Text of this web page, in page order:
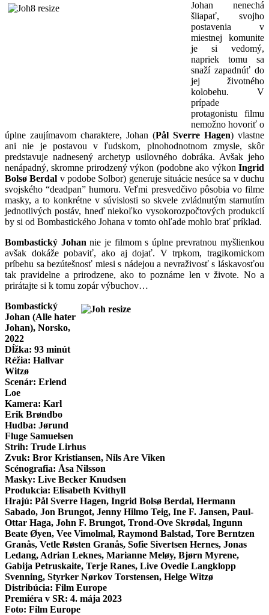
Johan nenechá
šliapať, svojho
postavenia v
miestnej komunite
je si vedomý,
napriek tomu sa
snaží zapadnúť do
jej životného
kolobehu. V
prípade
protagonistu filmu
nemožno hovoriť o
úplne zaujímavom charaktere, Johan (Pål Sverre Hagen) vlastne
ani nie je postavou v ľudskom, plnohodnotnom zmysle, skôr
predstavuje nadnesený archetyp usilovného dobráka. Avšak jeho
nenápadný, skromne prirodzený výkon (podobne ako výkon Ingrid
Bolsø Berdal v podobe Solbor) generuje situácie nesúce sa v duchu
svojského “deadpan” humoru. Veľmi presvedčivo pôsobia vo filme
masky, a to konkrétne v súvislosti so skvele zvládnutým starnutím
jednotlivých postáv, hneď niekoľko vysokorozpočtových produkcií
by si od Bombastického Johana v tomto ohľade mohlo brať príklad.
Bombastický Johan nie je filmom s úplne prevratnou myšlienkou
avšak dokáže pobaviť, ako aj dojať. V trpkom, tragikomickom
príbehu sa bezútešnosť miesi s nádejou a nevraživosť s láskavosťou
tak pravidelne a prirodzene, ako to poznáme len v živote. No a
prirátajte si k tomu zopár výbuchov…
Bombastický
Johan (Alle hater
Johan), Norsko,
2022
Dĺžka: 93 minút
Réžia: Hallvar
Witzø
Scenár: Erlend
Loe
Kamera: Karl
Erik Brøndbo
Hudba: Jørund
Fluge Samuelsen
Strih: Trude Lirhus
Zvuk: Bror Kristiansen, Nils Are Viken
Scénografia: Åsa Nilsson
Masky: Live Becker Knudsen
Produkcia: Elisabeth Kvithyll
Hrajú: Pål Sverre Hagen, Ingrid Bolsø Berdal, Hermann
Sabado, Jon Brungot, Jenny Hilmo Teig, Ine F. Jansen, Paul-
Ottar Haga, John F. Brungot, Trond-Ove Skrødal, Ingunn
Beate Øyen, Vee Vimolmal, Raymond Balstad, Tore Berntzen
Granås, Vetle Røsten Granås, Sofie Sivertsen Hernes, Jonas
Ledang, Adrian Leknes, Marianne Meløy, Bjørn Myrene,
Gabija Petruskaite, Terje Ranes, Live Ovedie Langklopp
Svenning, Styrker Nørkov Torstensen, Helge Witzø
Distribúcia: Film Europe
Premiéra v SR: 4. mája 2023
Foto: Film Europe